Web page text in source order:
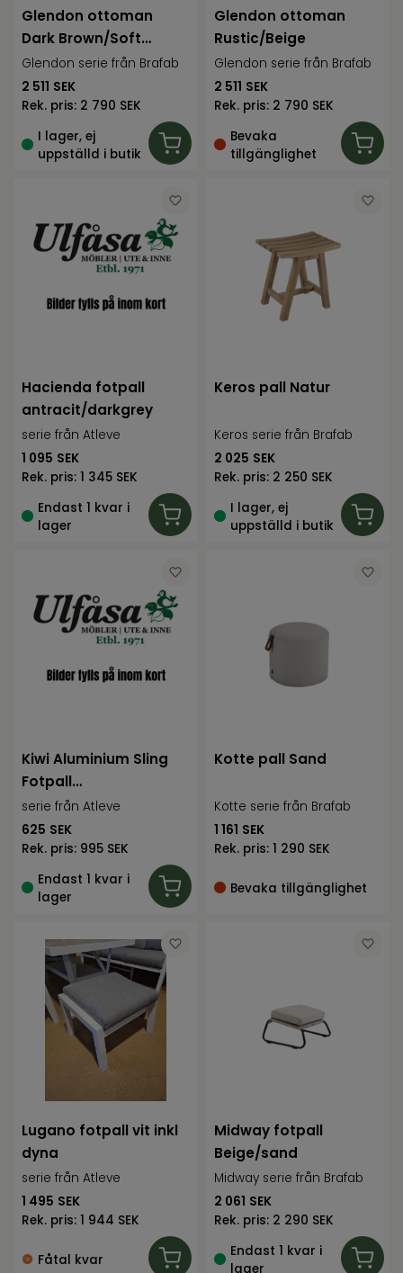
Glendon ottoman
Dark Brown/Soft
Moose
Glendon serie från Brafab
2 511 SEK
Rek. pris: 2 790 SEK
I lager, ej
uppställd i butik
Glendon ottoman
Rustic/Beige
Glendon serie från Brafab
2 511 SEK
Rek. pris: 2 790 SEK
Bevaka
tillgänglighet
Hacienda fotpall
antracit/darkgrey
serie från Atleve
1 095 SEK
Rek. pris: 1 345 SEK
Endast 1 kvar i
lager
Keros pall Natur
Keros serie från Brafab
2 025 SEK
Rek. pris: 2 250 SEK
I lager, ej
uppställd i butik
Kiwi Aluminium Sling
Fotpall
champange/taque
serie från Atleve
625 SEK
Rek. pris: 995 SEK
Endast 1 kvar i
lager
Kotte pall Sand
Kotte serie från Brafab
1 161 SEK
Rek. pris: 1 290 SEK
Bevaka tillgänglighet
Lugano fotpall vit inkl
dyna
serie från Atleve
1 495 SEK
Rek. pris: 1 944 SEK
Fåtal kvar
Midway fotpall
Beige/sand
Midway serie från Brafab
2 061 SEK
Rek. pris: 2 290 SEK
Endast 1 kvar i
lager